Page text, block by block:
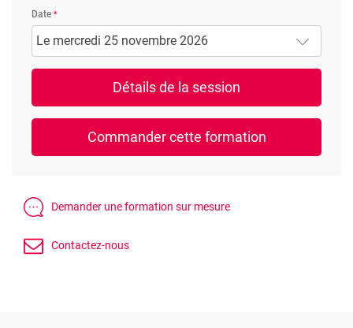
Date
Le mercredi 25 novembre 2026